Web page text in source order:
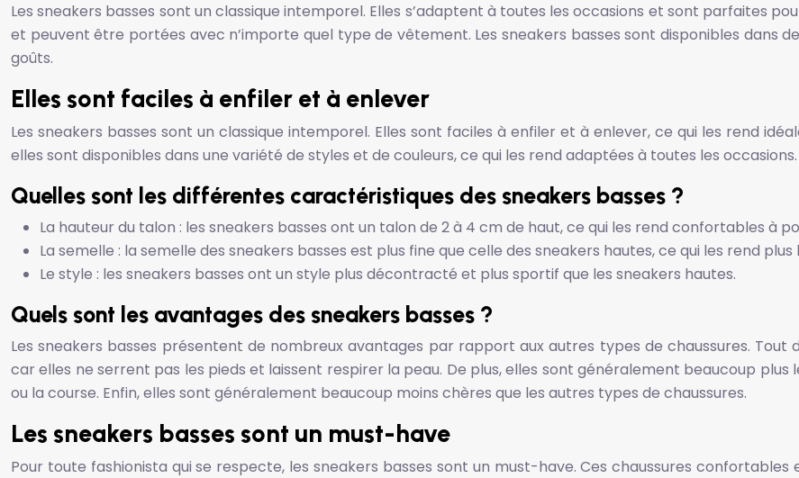
Les sneakers basses sont un classique intemporel. Elles s’adaptent à toutes les occasions et sont parfaites
et peuvent être portées avec n’importe quel type de vêtement. Les sneakers basses sont disponibles dans
goûts.
Elles sont faciles à enfiler et à enlever
Les sneakers basses sont un classique intemporel. Elles sont faciles à enfiler et à enlever, ce qui les rend
elles sont disponibles dans une variété de styles et de couleurs, ce qui les rend adaptées à toutes les occasions.
Quelles sont les différentes caractéristiques des sneakers basses ?
La hauteur du talon : les sneakers basses ont un talon de 2 à 4 cm de haut, ce qui les rend confortables à
La semelle : la semelle des sneakers basses est plus fine que celle des sneakers hautes, ce qui les rend
Le style : les sneakers basses ont un style plus décontracté et plus sportif que les sneakers hautes.
Quels sont les avantages des sneakers basses ?
Les sneakers basses présentent de nombreux avantages par rapport aux autres types de chaussures.
car elles ne serrent pas les pieds et laissent respirer la peau. De plus, elles sont généralement beaucoup
ou la course. Enfin, elles sont généralement beaucoup moins chères que les autres types de chaussures.
Les sneakers basses sont un must-have
Pour toute fashionista qui se respecte, les sneakers basses sont un must-have. Ces chaussures